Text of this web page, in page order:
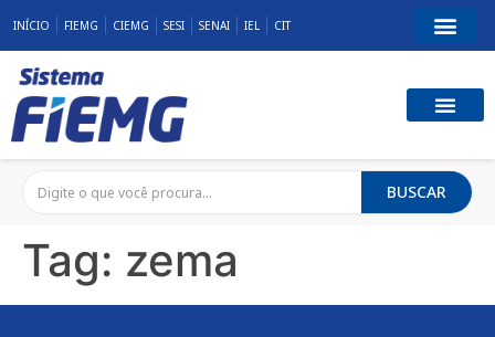
INÍCIO FIEMG CIEMG SESI SENAI IEL CIT
BUSCAR
Tag: zema